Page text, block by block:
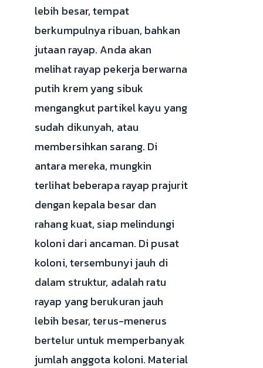
lebih besar, tempat
berkumpulnya ribuan, bahkan
jutaan rayap. Anda akan
melihat rayap pekerja berwarna
putih krem yang sibuk
mengangkut partikel kayu yang
sudah dikunyah, atau
membersihkan sarang. Di
antara mereka, mungkin
terlihat beberapa rayap prajurit
dengan kepala besar dan
rahang kuat, siap melindungi
koloni dari ancaman. Di pusat
koloni, tersembunyi jauh di
dalam struktur, adalah ratu
rayap yang berukuran jauh
lebih besar, terus-menerus
bertelur untuk memperbanyak
jumlah anggota koloni. Material